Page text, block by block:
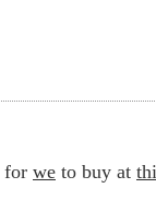
for we to buy at